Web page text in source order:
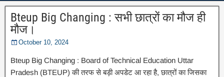
Bteup Big Changing : सभी छात्रों का मौज ही
मौज।
October 10, 2024
Bteup Big Changing : Board of Technical Education Uttar
Pradesh (BTEUP) की तरफ से बड़ी अपडेट आ रहा है, छात्रों का जिसका